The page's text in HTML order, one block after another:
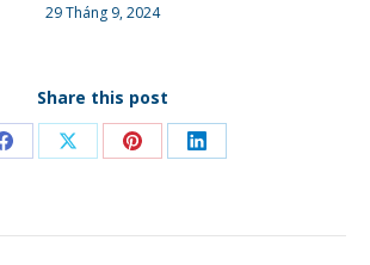
29 Tháng 9, 2024
Share this post
Share Share Share Share